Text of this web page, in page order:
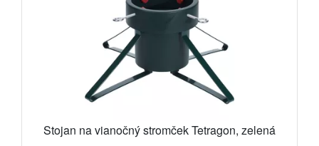
Stojan na vianočný stromček Tetragon, zelená